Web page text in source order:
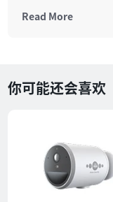
Read More
你可能还会喜欢